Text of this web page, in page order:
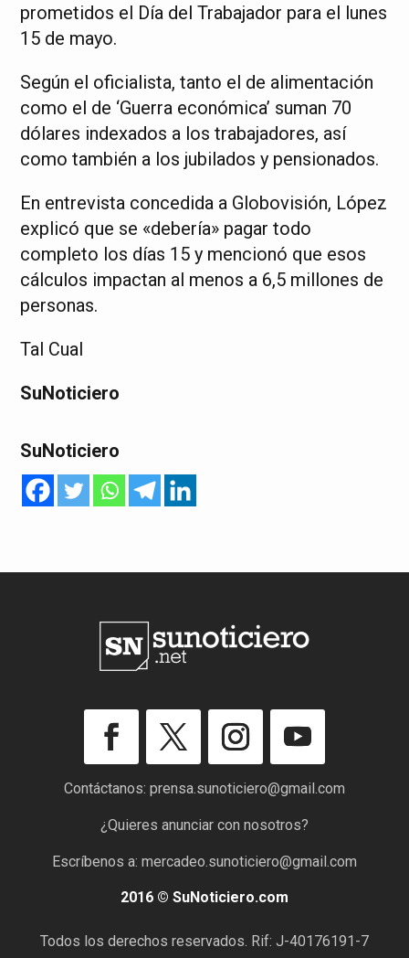
prometidos el Día del Trabajador para el lunes
15 de mayo.
Según el oficialista, tanto el de alimentación
como el de ‘Guerra económica’ suman 70
dólares indexados a los trabajadores, así
como también a los jubilados y pensionados.
En entrevista concedida a Globovisión, López
explicó que se «debería» pagar todo
completo los días 15 y mencionó que esos
cálculos impactan al menos a 6,5 millones de
personas.
Tal Cual
SuNoticiero
SuNoticiero
Contáctanos: prensa.sunoticiero@gmail.com
¿Quieres anunciar con nosotros?
Escríbenos a: mercadeo.sunoticiero@gmail.com
2016 © SuNoticiero.com
Todos los derechos reservados. Rif: J-40176191-7